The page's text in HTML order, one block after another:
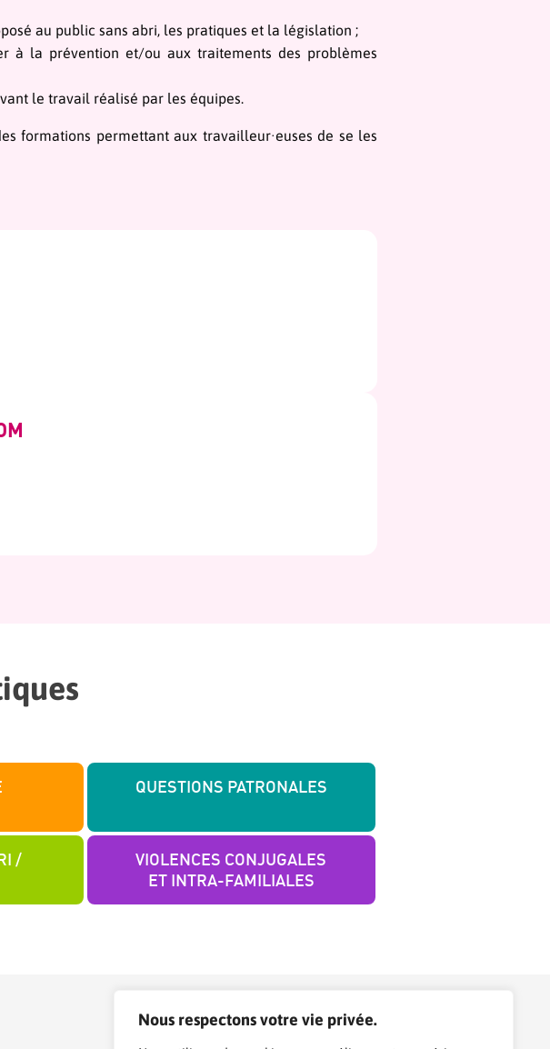
Nous respectons votre vie privée.
au public sans abri, les pratiques et la législation ;
à la prévention et/ou aux traitements des problèmes
le travail réalisé par les équipes.
formations permettant aux travailleur∙euses de se les
QUESTIONS PATRONALES
/
VIOLENCES CONJUGALES
ET INTRA-FAMILIALES